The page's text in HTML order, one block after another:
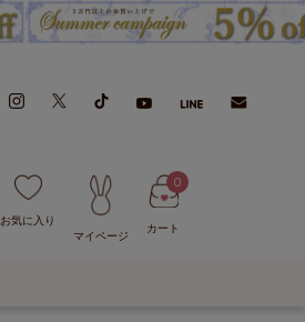
お気に入り
マイページ
カート
0